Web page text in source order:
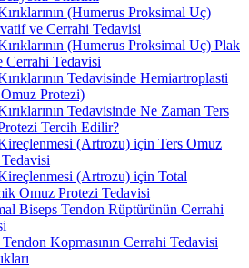
(Humerus Proksimal Uç)
ve Cerrahi Tedavisi
(Humerus Proksimal Uç) Plak
Cerrahi Tedavisi
Tedavisinde Hemiartroplasti
Protezi)
Tedavisinde Ne Zaman Ters
Tercih Edilir?
(Artrozu) için Ters Omuz
(Artrozu) için Total
Omuz Protezi Tedavisi
Biseps Tendon Rüptürünün Cerrahi
Kopmasının Cerrahi Tedavisi